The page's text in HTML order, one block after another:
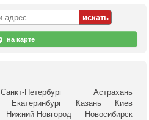
на карте
Санкт-Петербург
Астрахань
Екатеринбург Казань
Киев
Нижний Новгород
Новосибирск